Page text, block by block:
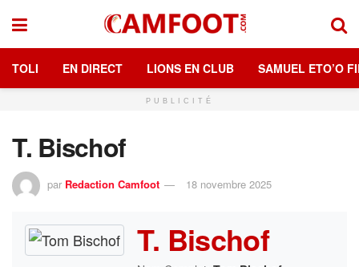
TOLI EN DIRECT LIONS EN CLUB SAMUEL ETO’O
PUBLICITÉ
T. Bischof
par Redaction Camfoot 18 novembre 2025
T. Bischof